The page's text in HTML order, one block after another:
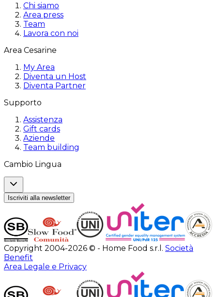
Chi siamo
Area press
Team
Lavora con noi
Area Cesarine
My Area
Diventa un Host
Diventa Partner
Supporto
Assistenza
Gift cards
Aziende
Team building
Cambio Lingua
Iscriviti alla newsletter
Copyright 2004-2026 © - Home Food s.r.l. Società
Benefit
Area Legale e Privacy